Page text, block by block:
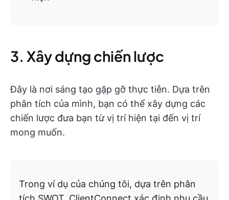
3. Xây dựng chiến lược
Đây là nơi sáng tạo gặp gỡ thực tiễn. Dựa trên
phân tích của mình, bạn có thể xây dựng các
chiến lược đưa bạn từ vị trí hiện tại đến vị trí
mong muốn.
Trong ví dụ của chúng tôi, dựa trên phân